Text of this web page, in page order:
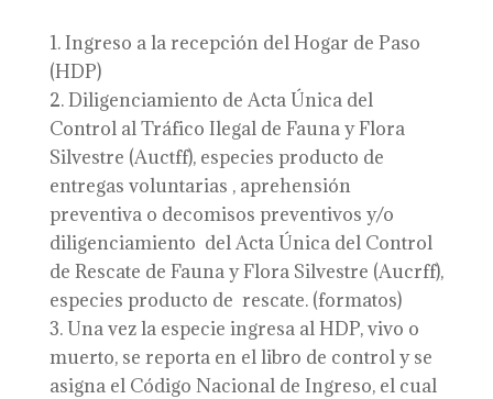
Ingreso a la recepción del Hogar de Paso
(HDP)
Diligenciamiento de Acta Única del
Control al Tráfico Ilegal de Fauna y Flora
Silvestre (Auctff), especies producto de
entregas voluntarias , aprehensión
preventiva o decomisos preventivos y/o
diligenciamiento del Acta Única del Control
de Rescate de Fauna y Flora Silvestre (Aucrff),
especies producto de rescate. (formatos)
Una vez la especie ingresa al HDP, vivo o
muerto, se reporta en el libro de control y se
asigna el Código Nacional de Ingreso, el cual